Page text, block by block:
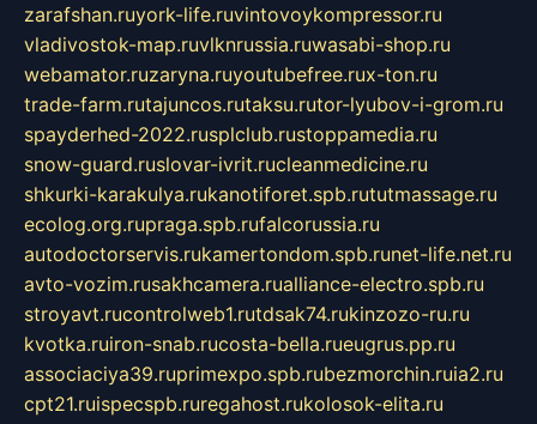
zarafshan.ruyork-life.ruvintovoykompressor.ru
vladivostok-map.ruvlknrussia.ruwasabi-shop.ru
webamator.ruzaryna.ruyoutubefree.rux-ton.ru
trade-farm.rutajuncos.rutaksu.rutor-lyubov-i-grom.ru
spayderhed-2022.rusplclub.rustoppamedia.ru
snow-guard.ruslovar-ivrit.rucleanmedicine.ru
shkurki-karakulya.rukanotiforet.spb.rututmassage.ru
ecolog.org.rupraga.spb.rufalcorussia.ru
autodoctorservis.rukamertondom.spb.runet-life.net.ru
avto-vozim.rusakhcamera.rualliance-electro.spb.ru
stroyavt.rucontrolweb1.rutdsak74.rukinzozo-ru.ru
kvotka.ruiron-snab.rucosta-bella.rueugrus.pp.ru
associaciya39.ruprimexpo.spb.rubezmorchin.ruia2.ru
cpt21.ruispecspb.ruregahost.rukolosok-elita.ru